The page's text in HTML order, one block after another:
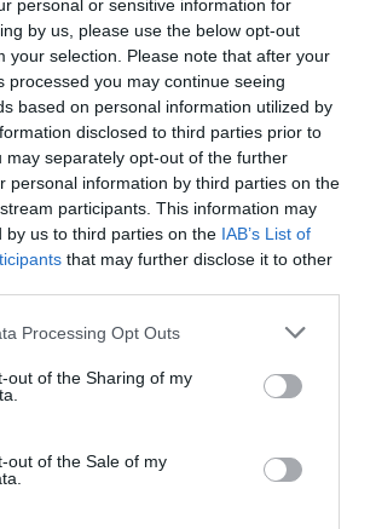
personal or sensitive information for
by us, please use the below opt-out
your selection. Please note that after your
processed you may continue seeing
based on personal information utilized by
disclosed to third parties prior to
may separately opt-out of the further
personal information by third parties on the
participants. This information may
by us to third parties on the IAB’s List of
that may further disclose it to other
website/app uses one or more Google
visit or usage behaviour. You may click to
to Google and its third-party tags to
below specified purposes in below Google
Processing Opt Outs
out of the Sharing of my
out of the Sale of my
της Εύβοιας
για το
Τι
σε έργο
– Η
προκαλεί
αυτό το
ρεύματος αύριο
Πίνακας
Οι
Εικόνες σοκ σε
κοιμητήριο της
Εύβοιας: Δείτε τι
έκαναν
νέα
–
Εύβοια;